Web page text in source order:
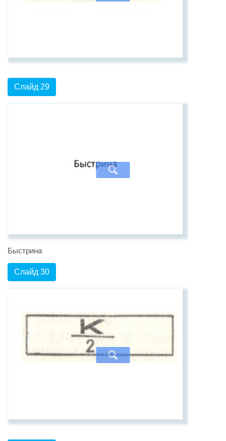
Слайд 29
Быстрина
Слайд 30